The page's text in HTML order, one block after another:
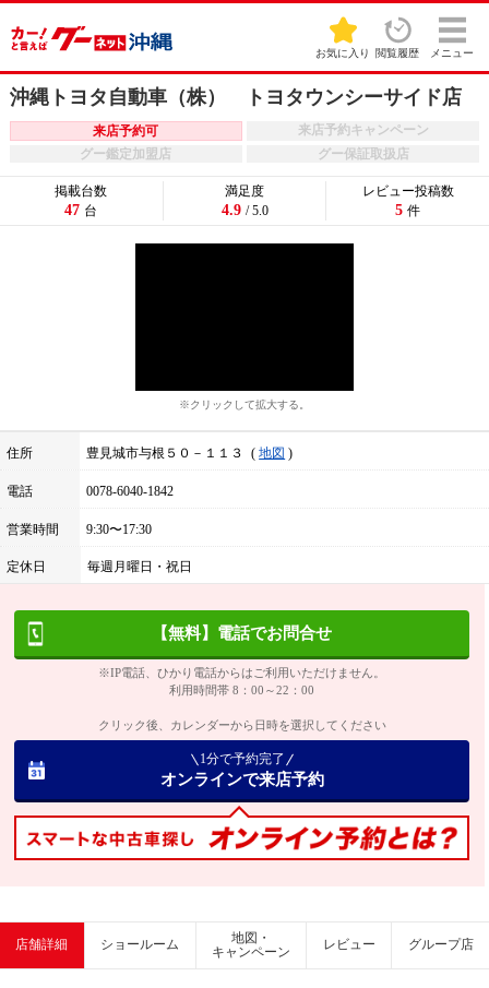
お気に入り 閲覧履歴 メニュー
沖縄トヨタ自動車（株） トヨタウンシーサイド店
来店予約可
来店予約キャンペーン
グー鑑定加盟店
グー保証取扱店
※クリックして拡大する。
住所 豊見城市与根５０－１１３ 地図
電話 0078-6040-1842
営業時間 9:30〜17:30
定休日 毎週月曜日・祝日
掲載台数
47 台
満足度
4.9 / 5.0
レビュー投稿数
5 件
【無料】電話でお問合せ
※IP電話、ひかり電話からはご利用いただけません。
利用時間帯 8：00～22：00
クリック後、カレンダーから日時を選択してください
1分で予約完了
オンラインで来店予約
店舗詳細 ショールーム
地図・
キャンペーン
レビュー グループ店